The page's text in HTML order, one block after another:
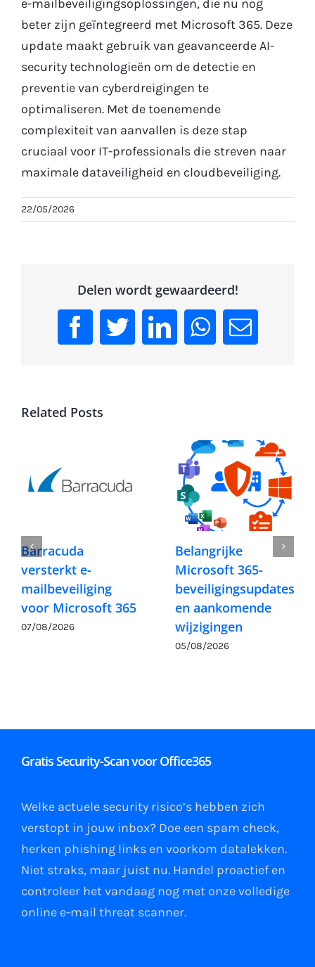
Gratis Proefperiode
e-mailbeveiligingsoplossingen, die nu nog
beter zijn geïntegreerd met Microsoft 365. Deze
update maakt gebruik van geavanceerde AI-
security technologieën om de detectie en
preventie van cyberdreigingen te
optimaliseren. Met de toenemende
complexiteit van aanvallen is deze stap
cruciaal voor IT-professionals die streven naar
maximale dataveiligheid en cloudbeveiliging.
22/05/2026
Delen wordt gewaardeerd!
Facebook
TwitterLinkedInWhatsApp
Email
Related Posts
Barracuda
versterkt e-
mailbeveiliging
voor Microsoft 365
07/08/2026
Belangrijke
Microsoft 365-
beveiligingsupdates
en aankomende
wijzigingen
05/08/2026
Gratis Security-Scan voor Office365
Welke actuele security risico’s hebben zich
verstopt in jouw inbox? Doe een spam check,
herken phishing linksen voorkom datalekken.
Niet straks, maar juist nu. Handel proactief en
controleer het vandaag nog met onze volledige
online e-mail threat scanner.